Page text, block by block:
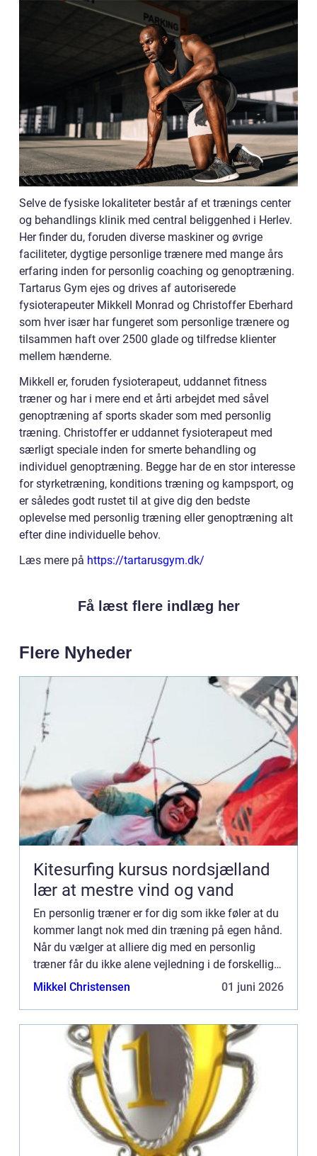
Selve de fysiske lokaliteter består af et trænings center
og behandlings klinik med central beliggenhed i Herlev.
Her finder du, foruden diverse maskiner og øvrige
faciliteter, dygtige personlige trænere med mange års
erfaring inden for personlig coaching og genoptræning.
Tartarus Gym ejes og drives af autoriserede
fysioterapeuter Mikkell Monrad og Christoffer Eberhard
som hver især har fungeret som personlige trænere og
tilsammen haft over 2500 glade og tilfredse klienter
mellem hænderne.
Mikkell er, foruden fysioterapeut, uddannet fitness
træner og har i mere end et årti arbejdet med såvel
genoptræning af sports skader som med personlig
træning. Christoffer er uddannet fysioterapeut med
særligt speciale inden for smerte behandling og
individuel genoptræning. Begge har de en stor interesse
for styrketræning, konditions træning og kampsport, og
er således godt rustet til at give dig den bedste
oplevelse med personlig træning eller genoptræning alt
efter dine individuelle behov.
Læs mere på https://tartarusgym.dk/
Få læst flere indlæg her
Flere Nyheder
Kitesurfing kursus nordsjælland
lær at mestre vind og vand
En personlig træner er for dig som ikke føler at du
kommer langt nok med din træning på egen hånd.
Når du vælger at alliere dig med en personlig
træner får du ikke alene vejledning i de forskellige
øvelser således at du kan udføre eksempelvis
Mikkel Christensen 01 juni 2026